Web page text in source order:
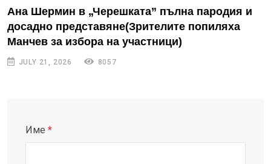
Ана Шермин в „Черешката” пълна пародия и
досадно представяне(Зрителите попиляха
Манчев за избора на участници)
JULY 21, 2026 8057
Име *